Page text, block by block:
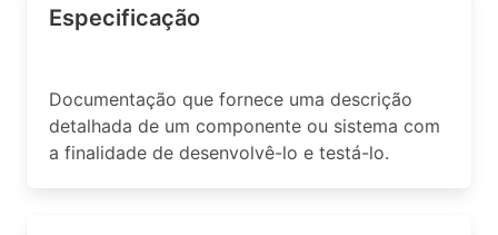
Especificação
Documentação que fornece uma descrição
detalhada de um componente ou sistema com
a finalidade de desenvolvê-lo e testá-lo.